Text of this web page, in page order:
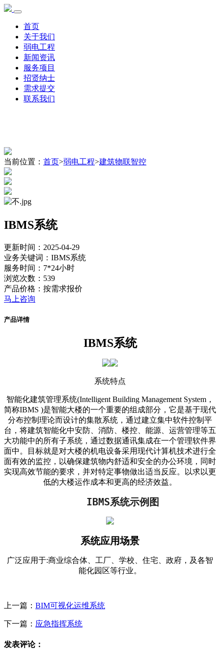
首页
关于我们
弱电工程
新闻资讯
服务项目
招贤纳士
需求提交
联系我们
当前位置： 首页>弱电工程>建筑物联智控
IBMS系统
更新时间：2025-04-29
业务关键词：IBMS系统
服务时间：7*24小时
浏览次数：539
产品价格：按需求报价
马上咨询
产品详情
IBMS系统
系统特点
智能化建筑管理系统(Intelligent Building Management System，
简称IBMS )是智能大楼的一个重要的组成部分，它是基于现代
分布控制理论而设计的集散系统，通过建立集中软件控制平
台，将建筑智能化中安防、消防、楼控、能源、运营管理等五
大功能中的所有子系统，通过数据通讯集成在一个管理软件界
面中。目标就是对大楼的机电设备采用现代计算机技术进行全
面有效的监控，以确保建筑物内舒适和安全的办公环境，同时
实现高效节能的要求，并对特定事物做出适当反应。以求以更
低的大楼运作成本和更高的经济效益。
系统应用场景
广泛应用于:商业综合体、工厂、学校、住宅、政府，及各智
能化园区等行业。
上一篇： BIM可视化运维系统
下一篇： 应急指挥系统
发表评论：